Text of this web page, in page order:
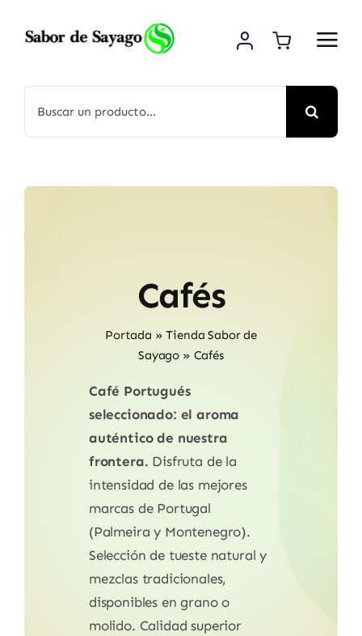
Cafés
Portada »Tienda Sabor de
Sayago » Cafés
Café Portugués
seleccionado: el aroma
auténtico de nuestra
frontera. Disfruta de la
intensidad de las mejores
marcas de Portugal
(Palmeira y Montenegro).
Selección de tueste natural y
mezclas tradicionales,
disponibles en grano o
molido. Calidad superior